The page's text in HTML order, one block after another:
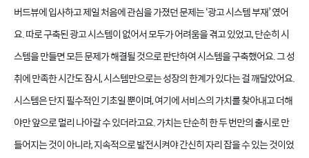
버드뷰에 입사하고 제일 처음에 관심을 가졌던 문제는 ‘광고 시스템 부재’ 였어
요. 따로 구축된 광고 시스템이 없어서 모두가 어려움을 겪고 있었고, 단순히 시
스템을 만들면 모든 문제가 해결될 것으로 판단하여 시스템을 구축했어요. 그 성
취에 만족한 시간도 잠시, 시스템만으로는 성장의 한계가 있다는 걸 깨달았어요.
시스템은 단지 필수적인 기초일 뿐이며, 여기에 서비스의 가치를 찾아내고 더해
야만 앞으로 멀리 나아갈 수 있더라고요. 가치는 단순히 한 두 번만의 출시로 만
들어지는 것이 아니라, 지속적으로 발전시켜야 간신히 자리 잡을 수 있는 것이었